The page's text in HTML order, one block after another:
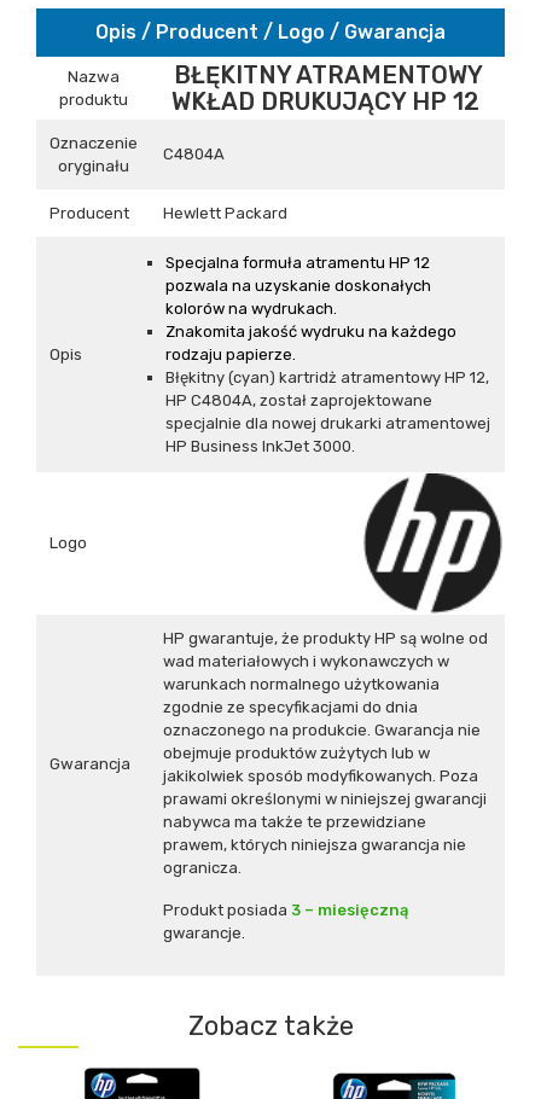
Opis / Producent / Logo / Gwarancja
Nazwa
produktu
BŁĘKITNY ATRAMENTOWY
WKŁAD DRUKUJĄCY H P 12
Oznaczenie
oryginału
C4804A
Producent Hewlett Packard
Opis
Specjalna formuła atramentu HP 12
pozwala na uzyskanie doskonałych
kolorów na wydrukach.
Znakomita jakość wydruku na każdego
rodzaju papierze.
Błękitny (cyan) kartridż atramentowy HP 12,
HP C4804A, został zaprojektowane
specjalnie dla nowej drukarki atramentowej
HP Business InkJet 3000.
Logo
Gwarancja
HP gwarantuje, że produkty HP są wolne od
wad materiałowych i wykonawczych w
warunkach normalnego użytkowania
zgodnie ze specyfikacjami do dnia
oznaczonego na produkcie. Gwarancja nie
obejmuje produktów zużytych lub w
jakikolwiek sposób modyfikowanych. Poza
prawami określonymi w niniejszej gwarancji
nabywca ma także te przewidziane
prawem, których niniejsza gwarancja nie
ogranicza.
Produkt posiada 3 – miesięczną
gwarancje.
Zobacz także